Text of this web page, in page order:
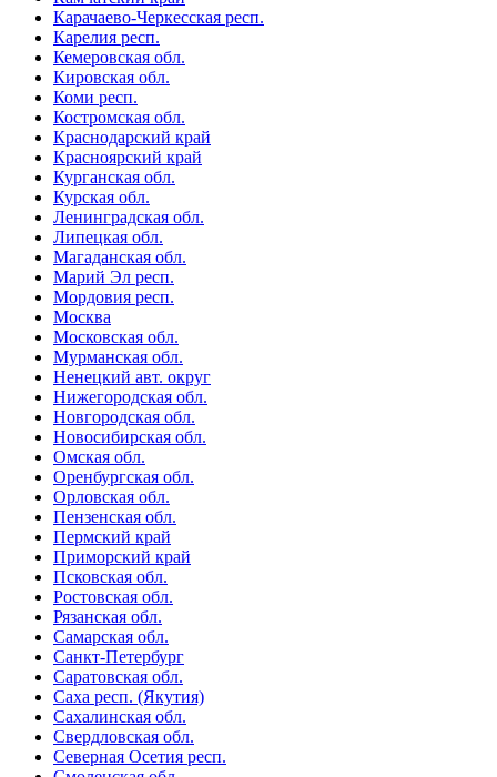
Карачаево-Черкесская респ.
Карелия респ.
Кемеровская обл.
Кировская обл.
Коми респ.
Костромская обл.
Краснодарский край
Красноярский край
Курганская обл.
Курская обл.
Ленинградская обл.
Липецкая обл.
Магаданская обл.
Марий Эл респ.
Мордовия респ.
Москва
Московская обл.
Мурманская обл.
Ненецкий авт. округ
Нижегородская обл.
Новгородская обл.
Новосибирская обл.
Омская обл.
Оренбургская обл.
Орловская обл.
Пензенская обл.
Пермский край
Приморский край
Псковская обл.
Ростовская обл.
Рязанская обл.
Самарская обл.
Санкт-Петербург
Саратовская обл.
Саха респ. (Якутия)
Сахалинская обл.
Свердловская обл.
Северная Осетия респ.